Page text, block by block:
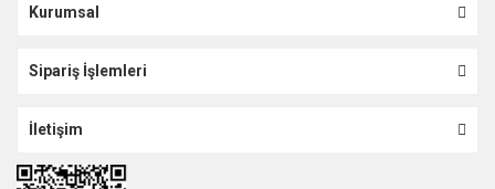
Kurumsal
Sipariş İşlemleri
İletişim